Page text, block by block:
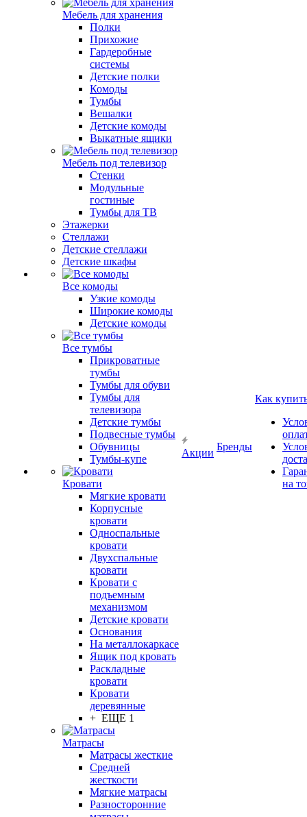
Мебель для хранения
Полки
Прихожие
Гардеробные
системы
Детские полки
Комоды
Тумбы
Вешалки
Детские комоды
Выкатные ящики
Мебель под телевизор
Стенки
Модульные
гостиные
Тумбы для ТВ
Этажерки
Стеллажи
Детские стеллажи
Детские шкафы
Все комоды
Узкие комоды
Широкие комоды
Детские комоды
Все тумбы
Прикроватные
тумбы
Тумбы для обуви
Тумбы для
телевизора
Детские тумбы
Подвесные тумбы
Обувницы
Тумбы-купе
Кровати
Мягкие кровати
Корпусные
кровати
Односпальные
кровати
Двухспальные
кровати
Кровати с
подъемным
механизмом
Детские кровати
Основания
На металлокаркасе
Ящик под кровать
Раскладные
кровати
Кровати
деревянные
+ ЕЩЕ 1
Матрасы
Матрасы жесткие
Средней
жесткости
Мягкие матрасы
Разносторонние
Акции
Бренды
Как
на